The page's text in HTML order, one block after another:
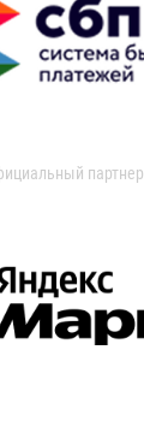
партнер